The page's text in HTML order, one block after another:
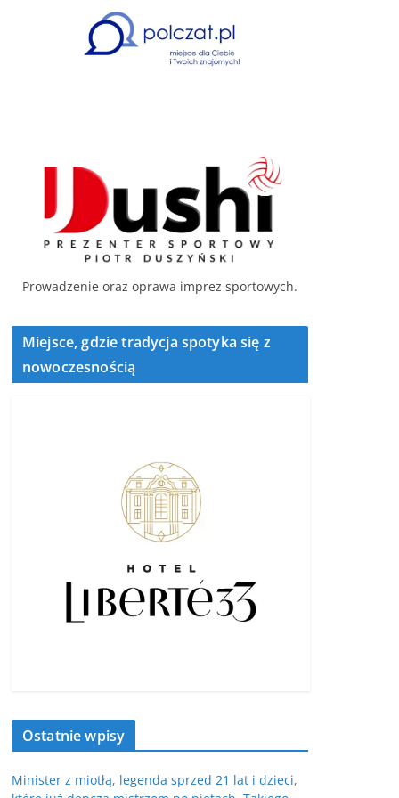
Prowadzenie oraz oprawa imprez sportowych.
Miejsce, gdzie tradycja spotyka się z
nowoczesnością
Ostatnie wpisy
Minister z miotłą, legenda sprzed 21 lat i dzieci,